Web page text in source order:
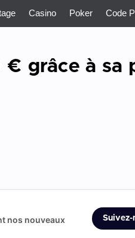
Casino Poker Code
grâce à sa
nos nouveaux